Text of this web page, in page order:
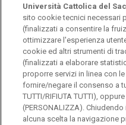
© Università Cattolica del
Largo A. Gemelli 1, 20123
PI 02133120150
Università Cattolica del
sito cookie tecnici necessari
(finalizzati a consentire la
ottimizzare l'esperienza
cookie ed altri strumenti di
(finalizzati a elaborare
proporre servizi in linea con
fornire/negare il consenso a
TUTTI/RIFIUTA TUTTI),
(PERSONALIZZA).
alcuna scelta la navigazione